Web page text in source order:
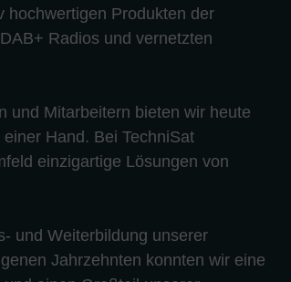
hochwertigen Produkten der
Radios und vernetzten
und Mitarbeitern bieten wir heute
Hand. Bei TechniSat
einzigartige Lösungen von
und Weiterbildung unserer
Jahrzehnten konnten wir eine